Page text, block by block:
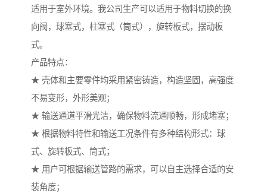
适用于室外环境。我公司生产可以适用于物料切换的换
向阀，球塞式，柱塞式（筒式），旋转板式，摆动板
式。
产品特点：
★ 壳体和主要零件均采用紧密铸造，构造坚固，高强度
不易变形，外形美观；
★ 输送通道平滑光洁，确保物料流通顺畅，形成堵塞；
★ 根据物料特性和输送工况条件有多种结构形式：球
式、旋转板式、筒式；
★ 用户可根据输送管路的需求，可以自主选择合适的安
装角度；